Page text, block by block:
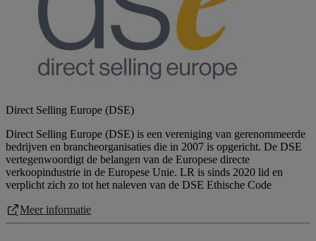
Direct Selling Europe (DSE)
Direct Selling Europe (DSE) is een vereniging van gerenommeerde
bedrijven en brancheorganisaties die in 2007 is opgericht. De DSE
vertegenwoordigt de belangen van de Europese directe
verkoopindustrie in de Europese Unie. LR is sinds 2020 lid en
verplicht zich zo tot het naleven van de DSE Ethische Code
Meer informatie